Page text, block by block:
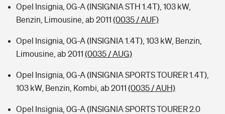
Opel Insignia, 0G-A (INSIGNIA STH 1.4T), 103 kW,
Benzin, Limousine, ab 2011 (0035 / AUF)
Opel Insignia, 0G-A (INSIGNIA 1.4T), 103 kW, Benzin,
Limousine, ab 2011 (0035 / AUG)
Opel Insignia, 0G-A (INSIGNIA SPORTS TOURER 1.4T),
103 kW, Benzin, Kombi, ab 2011 (0035 / AUH)
Opel Insignia, 0G-A (INSIGNIA SPORTS TOURER 2.0